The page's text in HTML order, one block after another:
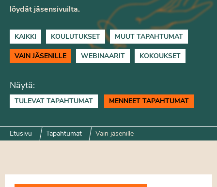
löydät jäsensivuilta.
KAIKKI KOULUTUKSET MUUT TAPAHTUMAT
VAIN JÄSENILLE WEBINAARIT KOKOUKSET
Näytä:
TULEVAT TAPAHTUMAT MENNEET TAPAHTUMAT
Etusivu Tapahtumat Vain jäsenille